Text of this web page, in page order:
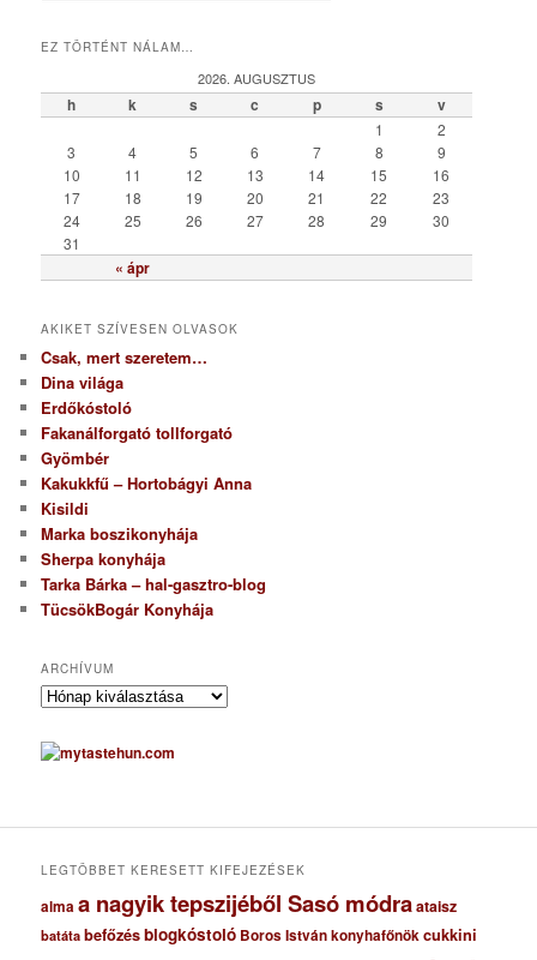
e
r
EZ TÖRTÉNT NÁLAM…
2026. AUGUSZTUS
h k s c p s v
« ápr
1
2
3
4 5 6 7 8
9
10
11 12 13 14 15
16
17
18 19 20 21 22
23
24
25 26 27 28 29
30
31
AKIKET SZÍVESEN OLVASOK
Csak, mert szeretem…
Dina világa
Erdőkóstoló
Fakanálforgató tollforgató
Gyömbér
Kakukkfű – Hortobágyi Anna
Kisildi
Marka boszikonyhája
Sherpa konyhája
Tarka Bárka – hal-gasztro-blog
TücsökBogár Konyhája
ARCHÍVUM
A
c
h
u
LEGTÖBBET KERESETT KIFEJEZÉSEK
almaa nagyik tepszijéből Sasó módraataisz
batáta befőzésblogkóstoló Boros István konyhafőnökcukkini